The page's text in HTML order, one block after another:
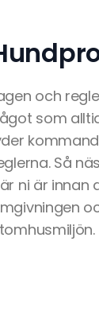
och
som
Så
ni är innan